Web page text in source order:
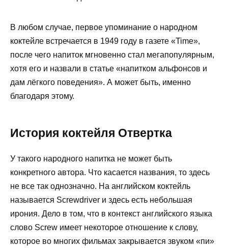
В любом случае, первое упоминание о народном
коктейле встречается в 1949 году в газете «Time»,
после чего напиток мгновенно стал мегапопулярным,
хотя его и назвали в статье «напитком альфонсов и
дам лёгкого поведения». А может быть, именно
благодаря этому.
История коктейля Отвертка
У такого народного напитка не может быть
конкретного автора. Что касается названия, то здесь
не все так однозначно. На английском коктейль
называется Screwdriver и здесь есть небольшая
ирония. Дело в том, что в контекст английского языка
слово Screw имеет некоторое отношение к слову,
которое во многих фильмах закрывается звуком «пи»